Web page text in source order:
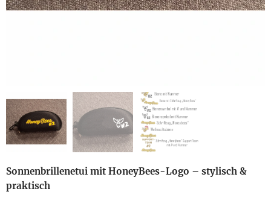
Design-Übersicht allgemein
Sonnenbrillenetui mit HoneyBees-Logo – stylisch &
praktisch